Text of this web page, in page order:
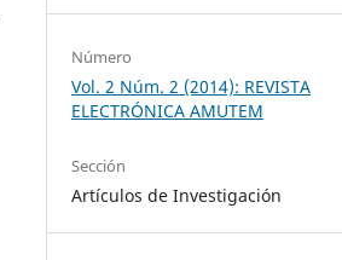
Número
Vol. 2 Núm. 2 (2014): REVISTA
ELECTRÓNICA AMUTEM
Sección
Artículos de Investigación